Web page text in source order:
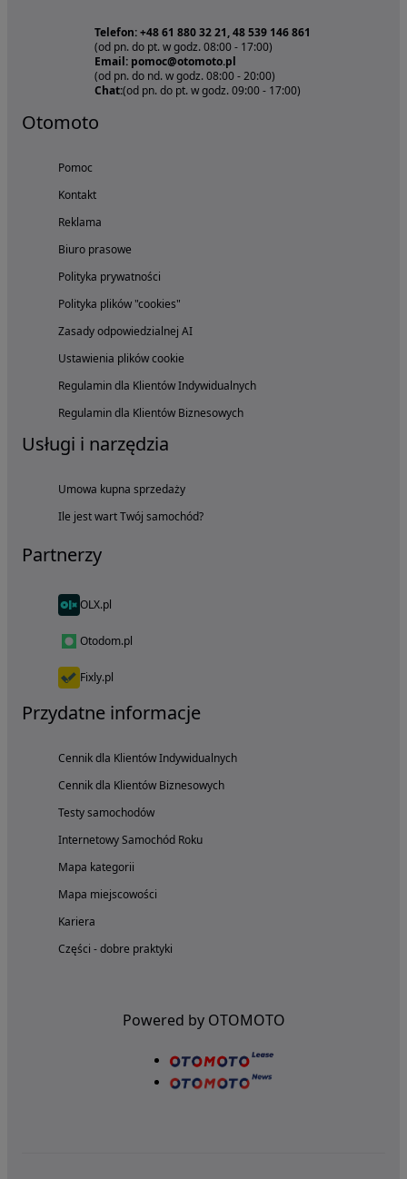
Telefon: +48 61 880 32 21, 48 539 146 861
(od pn. do pt. w godz. 08:00 - 17:00)
Email: pomoc@otomoto.pl
(od pn. do nd. w godz. 08:00 - 20:00)
Chat:(od pn. do pt. w godz. 09:00 - 17:00)
Otomoto
Pomoc
Kontakt
Reklama
Biuro prasowe
Polityka prywatności
Polityka plików "cookies"
Zasady odpowiedzialnej AI
Ustawienia plików cookie
Regulamin dla Klientów Indywidualnych
Regulamin dla Klientów Biznesowych
Usługi i narzędzia
Umowa kupna sprzedaży
Ile jest wart Twój samochód?
Partnerzy
OLX.pl
Otodom.pl
Fixly.pl
Przydatne informacje
Cennik dla Klientów Indywidualnych
Cennik dla Klientów Biznesowych
Testy samochodów
Internetowy Samochód Roku
Mapa kategorii
Mapa miejscowości
Kariera
Części - dobre praktyki
Powered by OTOMOTO